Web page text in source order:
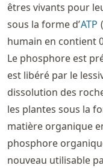
êtres vivants pour
sous la forme d’ATP
humain en contient
Le phosphore est
est libéré par le
dissolution des
les plantes sous la
matière organique
phosphore
nouveau utilisable